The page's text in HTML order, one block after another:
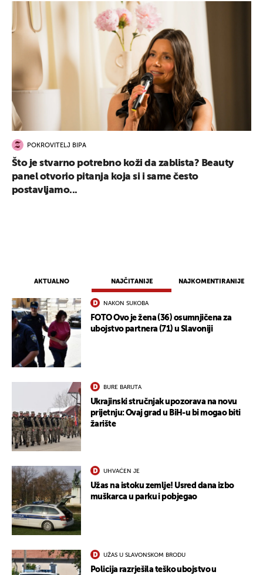
AKTUALNO NAJČITANIJE NAJKOMENTIRANIJE
NAKON SUKOBA
FOTO Ovo je žena (36) osumnjičena za
ubojstvo partnera (71) u Slavoniji
BURE BARUTA
Ukrajinski stručnjak upozorava na novu
prijetnju: Ovaj grad u BiH-u bi mogao biti
žarište
UHVAĆEN JE
Užas na istoku zemlje! Usred dana izbo
muškarca u parku i pobjegao
UŽAS U SLAVONSKOM BRODU
Policija razrješila teško ubojstvo u
POKROVITELJ BIPA
Što je stvarno potrebno koži da zablista? Beauty
panel otvorio pitanja koja si i same često
postavljamo...